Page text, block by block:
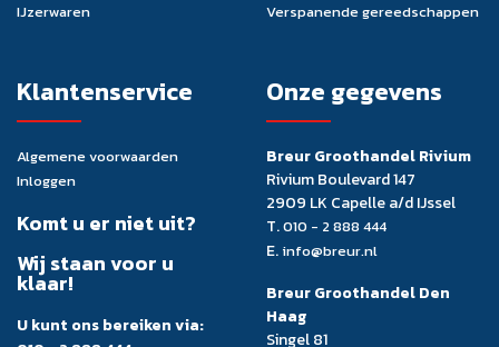
IJzerwaren
Verspanende gereedschappen
Klantenservice
Algemene voorwaarden
Inloggen
Komt u er niet uit?
Wij staan voor u
klaar!
U kunt ons bereiken via:
Onze gegevens
Breur Groothandel Rivium
Rivium Boulevard 147
2909 LK Capelle a/d IJssel
T.010 - 2 888 444
E. info@breur.nl
Breur Groothandel Den
Haag
Singel 81